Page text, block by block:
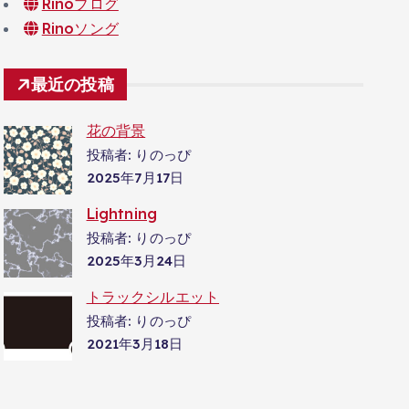
Rinoブログ
Rinoソング
最近の投稿
花の背景
投稿者: りのっぴ
2025年7月17日
Lightning
投稿者: りのっぴ
2025年3月24日
トラックシルエット
投稿者: りのっぴ
2021年3月18日